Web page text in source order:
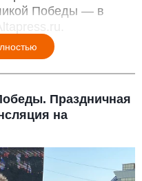
Победы — в
Праздничная
на